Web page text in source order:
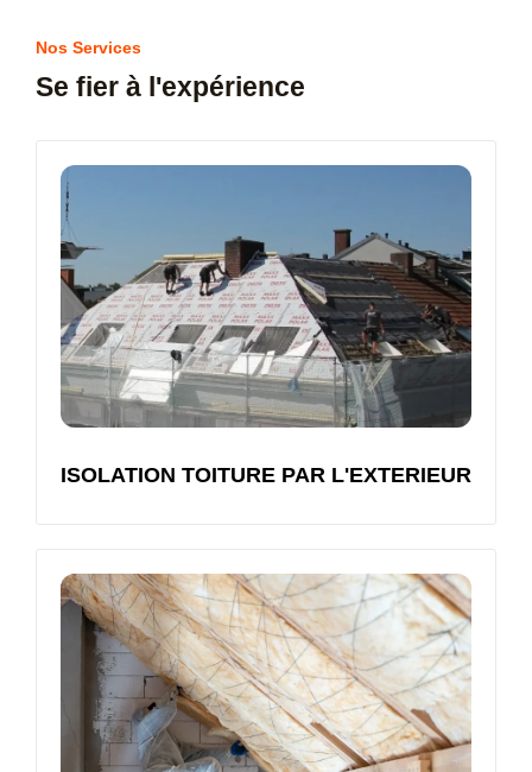
Nos Services
Se fier à l'expérience
ISOLATION TOITURE PAR L'EXTERIEUR